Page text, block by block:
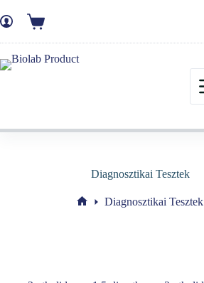
Diagnosztikai Tesztek
Diagnosztikai Tesztek